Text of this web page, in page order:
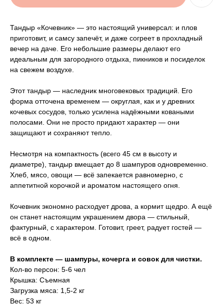
Тандыр «Кочевник» — это настоящий универсал: и плов
приготовит, и самсу запечёт, и даже согреет в прохладный
вечер на даче. Его небольшие размеры делают его
идеальным для загородного отдыха, пикников и посиделок
на свежем воздухе.
Этот тандыр — наследник многовековых традиций. Его
форма отточена временем — округлая, как и у древних
кочевых сосудов, только усилена надёжными коваными
полосами. Они не просто придают характер — они
защищают и сохраняют тепло.
Несмотря на компактность (всего 45 см в высоту и
диаметре), тандыр вмещает до 8 шампуров одновременно.
Хлеб, мясо, овощи — всё запекается равномерно, с
аппетитной корочкой и ароматом настоящего огня.
Кочевник экономно расходует дрова, а кормит щедро. А ещё
он станет настоящим украшением двора — стильный,
фактурный, с характером. Готовит, греет, радует гостей —
всё в одном.
В комплекте — шампуры, кочерга и совок для чистки.
Кол-во персон: 5-6 чел
Крышка: Съемная
Загрузка мяса: 1,5-2 кг
Вес: 53 кг